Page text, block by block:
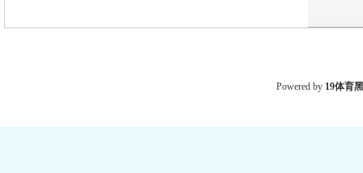
Powered by 19体育